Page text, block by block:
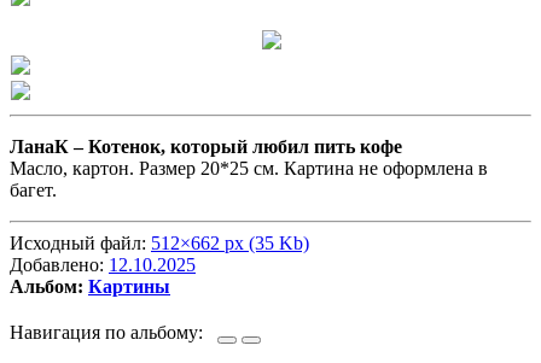
ЛанаК –Котенок, который любил пить кофе
Масло, картон. Размер 20*25 см. Картина не оформлена в
багет.
Исходный файл: 512×662 px (35 Kb)
Добавлено: 12.10.2025
Альбом: Картины
Навигация по альбому: